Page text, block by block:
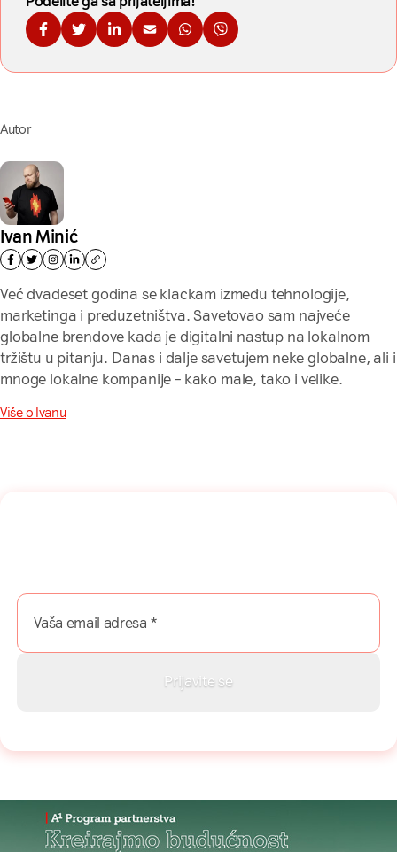
Podelite na Fejsbuku
Podelite na Tviteru
Podelite na Linkdinu
Podelite na imejl
Podelite na WhatsApp
Podelite na Viberu
Autor
Ivan Minić
Već dvadeset godina se klackam između tehnologije,
marketinga i preduzetništva. Savetovao sam najveće
globalne brendove kada je digitalni nastup na lokalnom
tržištu u pitanju. Danas i dalje savetujem neke globalne, ali i
mnoge lokalne kompanije – kako male, tako i velike.
Više o Ivanu